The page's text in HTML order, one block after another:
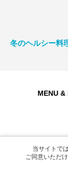
冬のヘルシー料
MENU &
当サイトで
ご同意いただ